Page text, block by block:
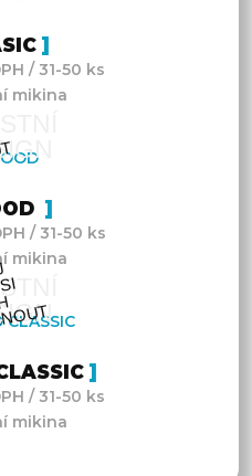
/ 31-50 ks
mikina
/ 31-50 ks
mikina
/ 31-50 ks
mikina